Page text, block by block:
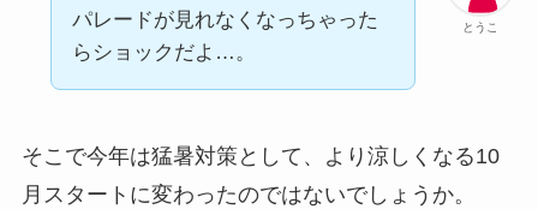
とうこ
パレードが見れなくなっちゃった
らショックだよ…。
そこで今年は猛暑対策として、より涼しくなる10
月スタートに変わったのではないでしょうか。